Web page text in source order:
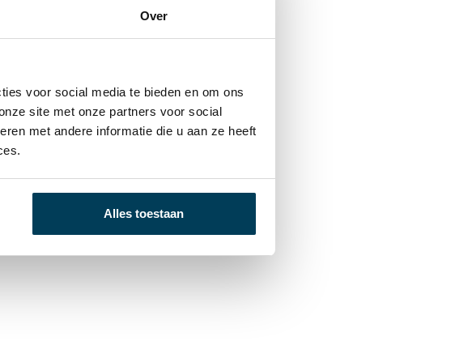
Over
voor social media te bieden en om ons
site met onze partners voor social
met andere informatie die u aan ze heeft
Alles toestaan